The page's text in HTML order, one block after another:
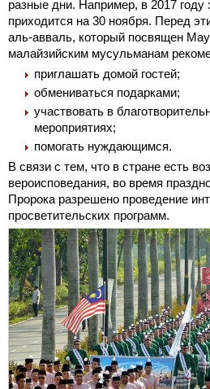
разные дни. Например, в 2017 году
приходится на 30 ноября. Перед
аль-авваль, который посвящен
малайзийским мусульманам
приглашать домой гостей;
обмениваться подарками;
участвовать в
мероприятиях;
помогать нуждающимся.
В связи с тем, что в стране есть
вероисповедания, во время
Пророка разрешено проведение
просветительских программ.